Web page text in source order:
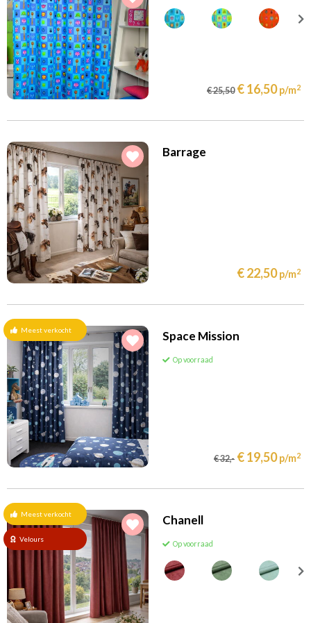
€ 25,50 € 16,50 p/m2
Barrage
€ 22,50 p/m2
Meest verkocht Space Mission
Op voorraad
€ 32,- € 19,50 p/m2
Meest verkocht
Velours
Chanell
Op voorraad